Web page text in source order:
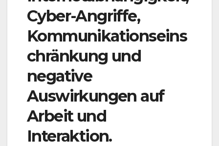
Cyber-Angriffe,
Kommunikationseins
chränkung und
negative
Auswirkungen auf
Arbeit und
Interaktion.